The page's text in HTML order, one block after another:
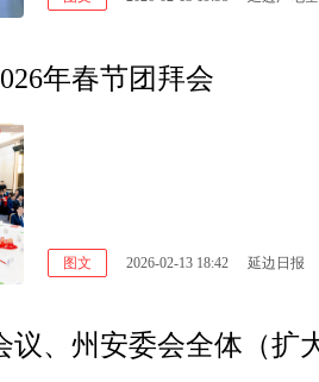
年春节团拜会
图文 2026-02-13 18:42 延边日报
议、州安委会全体（扩